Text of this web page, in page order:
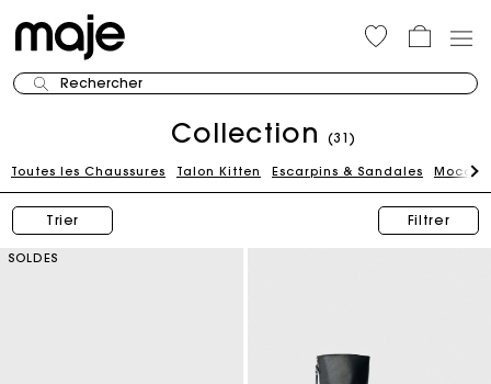
Rechercher
Collection (31)
Toutes les Chaussures Talon Kitten Escarpins & Sandales
Trier Filtrer
SOLDES